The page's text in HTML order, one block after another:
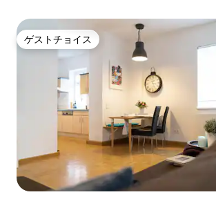
ゲストチョイス
ゲストチョイス